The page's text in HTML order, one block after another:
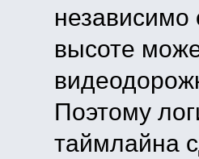
высоте
Поэтому
таймлайна